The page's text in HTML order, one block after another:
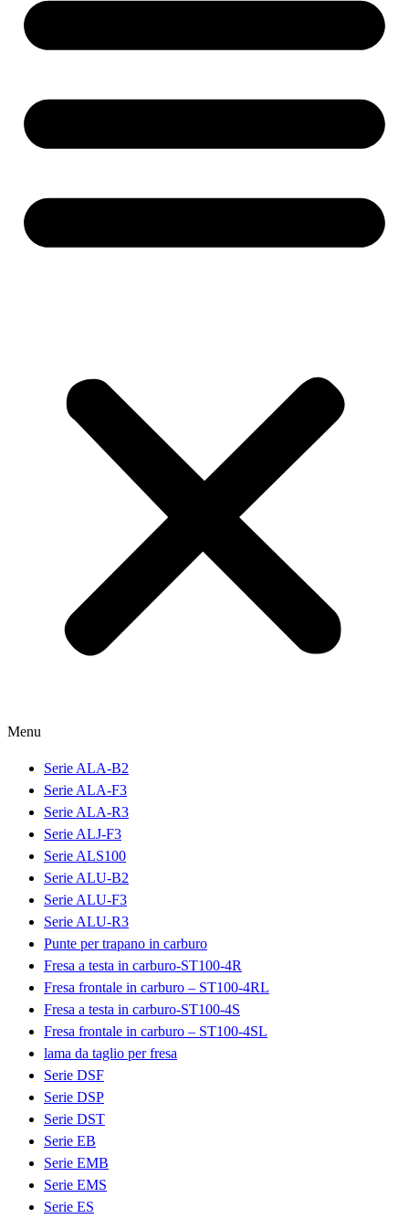
Menu
Serie ALA-B2
Serie ALA-F3
Serie ALA-R3
Serie ALJ-F3
Serie ALS100
Serie ALU-B2
Serie ALU-F3
Serie ALU-R3
Punte per trapano in carburo
Fresa a testa in carburo-ST100-4R
Fresa frontale in carburo – ST100-4RL
Fresa a testa in carburo-ST100-4S
Fresa frontale in carburo – ST100-4SL
lama da taglio per fresa
Serie DSF
Serie DSP
Serie DST
Serie EB
Serie EMB
Serie EMS
Serie ES